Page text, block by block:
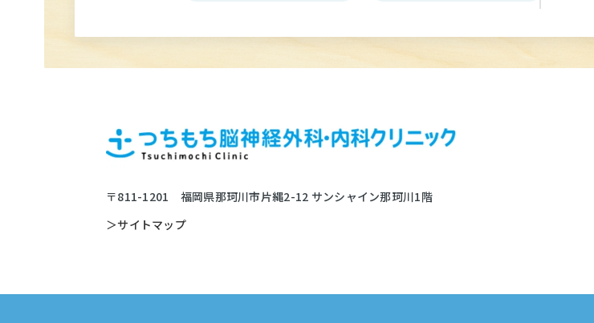
〒811-1201 福岡県那珂川市片縄2-12 サンシャイン那珂川1階
＞サイトマップ